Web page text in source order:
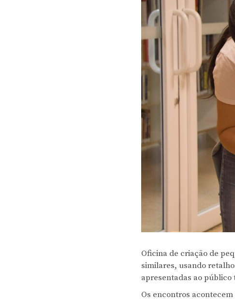
Oficina de criação de
similares, usando
apresentadas ao
Os encontros acontecem